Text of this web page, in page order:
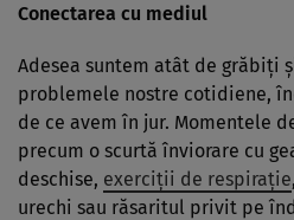
Conectarea cu mediul
Adesea suntem atât de grăbiţi
problemele nostre cotidiene,
de ce avem în jur. Momentele
precum o scurtă înviorare cu
deschise, exerciţii de respiraţie
urechi sau răsaritul privit pe